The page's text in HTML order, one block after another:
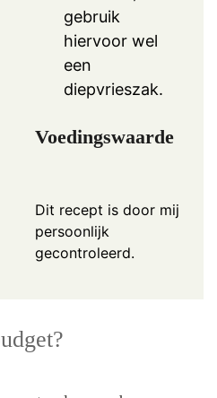
gebruik
hiervoor wel
een
diepvrieszak.
Voedingswaarde
Dit recept is door mij
persoonlijk
gecontroleerd.